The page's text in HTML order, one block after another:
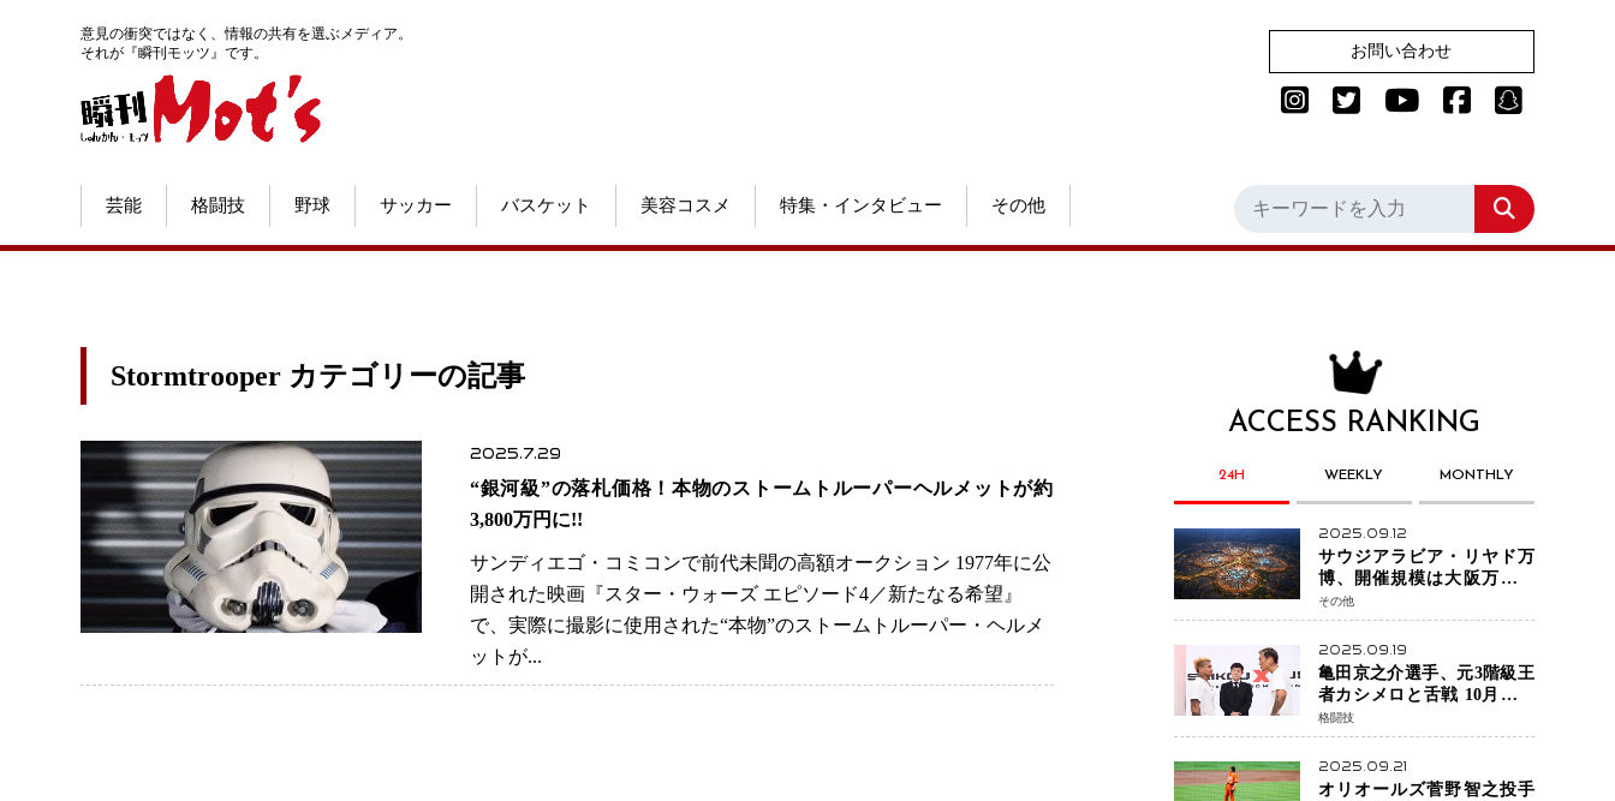
意見の衝突ではなく、情報の共有を選ぶメディア。
それが『瞬刊モッツ』です。
お問い合わせ
芸能 格闘技 野球 サッカー バスケット 美容コスメ 特集・インタビュー その他
Stormtrooper カテゴリーの記事
2025.7.29
“銀河級”の落札価格！本物のストームトルーパーヘルメットが約
3,800万円に!!
サンディエゴ・コミコンで前代未聞の高額オークション 1977年に公
開された映画『スター・ウォーズ エピソード4／新たなる希望』
で、実際に撮影に使用された“本物”のストームトルーパー・ヘルメ
ットが...
ACCESS RANKING
24H WEEKLY MONTHLY
2025.09.12
サウジアラビア・リヤド万
博、開催規模は大阪万博の
約4倍！2030年に開幕予定
その他
2025.09.19
亀田京之介選手、元3階級王
者カシメロと舌戦 10月対戦
格闘技
2025.09.21
オリオールズ菅野智之投手